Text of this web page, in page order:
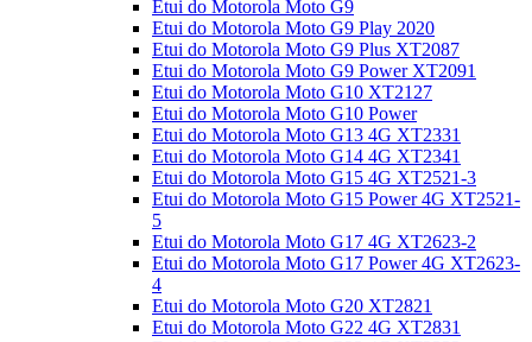
Etui do Motorola Moto G9
Etui do Motorola Moto G9 Play 2020
Etui do Motorola Moto G9 Plus XT2087
Etui do Motorola Moto G9 Power XT2091
Etui do Motorola Moto G10 XT2127
Etui do Motorola Moto G10 Power
Etui do Motorola Moto G13 4G XT2331
Etui do Motorola Moto G14 4G XT2341
Etui do Motorola Moto G15 4G XT2521-3
Etui do Motorola Moto G15 Power 4G XT2521-
5
Etui do Motorola Moto G17 4G XT2623-2
Etui do Motorola Moto G17 Power 4G XT2623-
4
Etui do Motorola Moto G20 XT2821
Etui do Motorola Moto G22 4G XT2831